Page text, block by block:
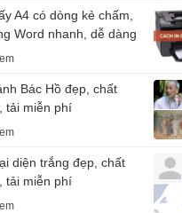
A4 có dòng kẻ chấm,
Word nhanh, dễ dàng
Bác Hồ đẹp, chất
tải miễn phí
diện trắng đẹp, chất
tải miễn phí